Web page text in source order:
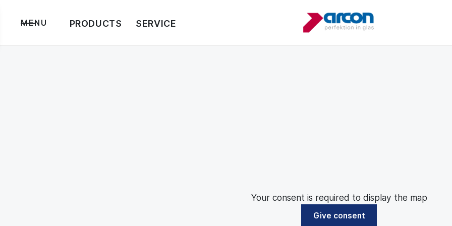
MENU PRODUCTS SERVICE
Your consent is required to display the map
Give consent